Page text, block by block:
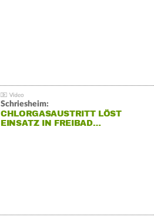
Schriesheim:
CHLORGASAUSTRITT LÖST
EINSATZ IN FREIBAD…